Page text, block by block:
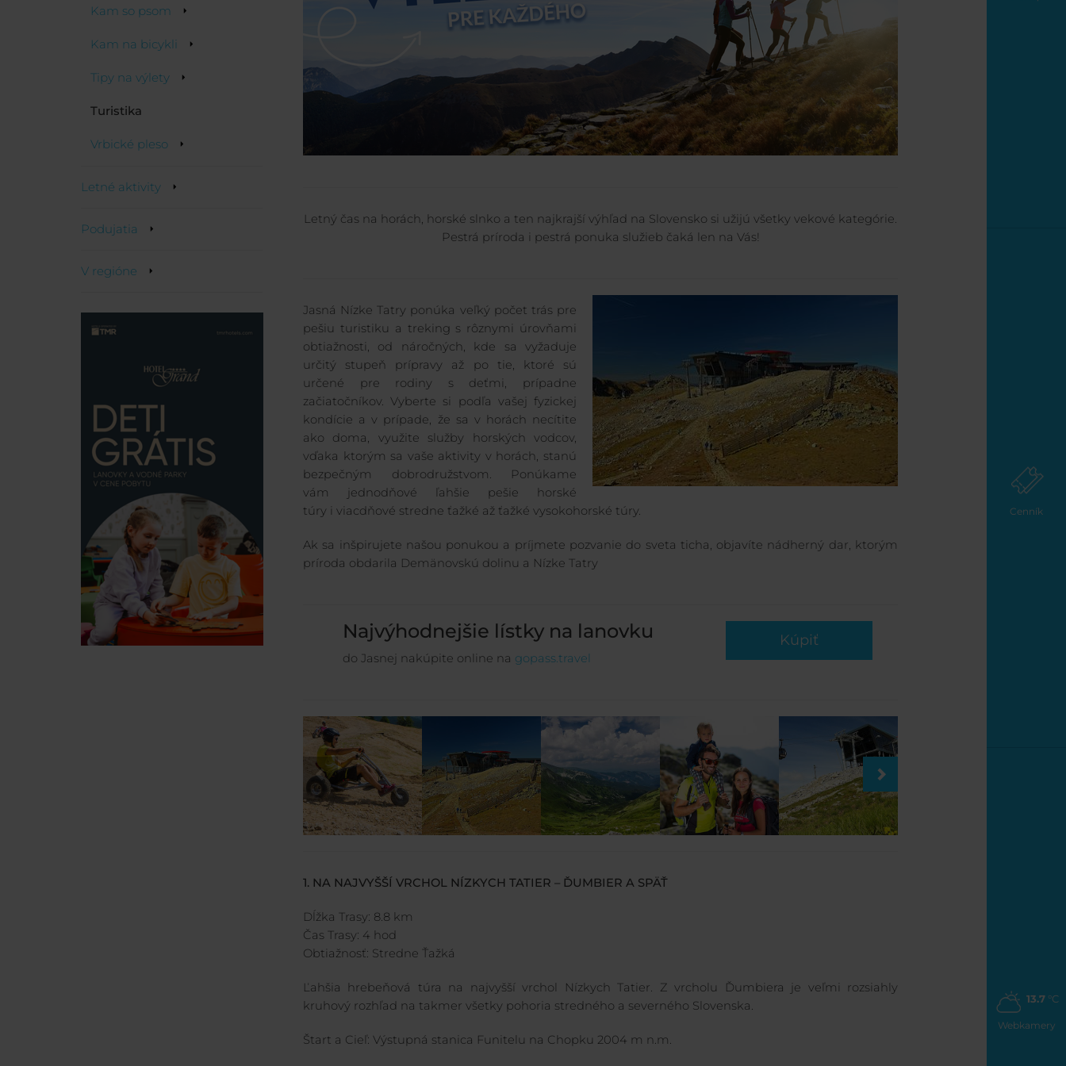
Cenník
13.7 °C
Webkamery
Kam so psom
Kam na bicykli
Tipy na výlety
Turistika
Vrbické pleso
Letné aktivity
Podujatia
V regióne
Letný čas na horách, horské slnko a ten najkrajší výhľad na Slovensko si užijú všetky vekové kategórie.
Pestrá príroda i pestrá ponuka služieb čaká len na Vás!
Jasná Nízke Tatry ponúka veľký počet trás pre
pešiu turistiku a treking s rôznymi úrovňami
obtiažnosti, od náročných, kde sa vyžaduje
určitý stupeň prípravy až po tie, ktoré sú
určené pre rodiny s deťmi, prípadne
začiatočníkov. Vyberte si podľa vašej fyzickej
kondície a v prípade, že sa v horách necítite
ako doma, využite služby horských vodcov,
vďaka ktorým sa vaše aktivity v horách, stanú
bezpečným dobrodružstvom. Ponúkame
vám jednodňové ľahšie pešie horské
túry i viacdňové stredne ťažké až ťažké vysokohorské túry.
Ak sa inšpirujete našou ponukou a príjmete pozvanie do sveta ticha, objavíte nádherný dar, ktorým
príroda obdarila Demänovskú dolinu a Nízke Tatry
Najvýhodnejšie lístky na lanovku
do Jasnej nakúpite online na gopass.travel
Kúpiť
1. NA NAJVYŠŠÍ VRCHOL NÍZKYCH TATIER – ĎUMBIER A SPÄŤ
Dĺžka Trasy: 8.8 km
Čas Trasy: 4 hod
Obtiažnosť: Stredne Ťažká
Ľahšia hrebeňová túra na najvyšší vrchol Nízkych Tatier. Z vrcholu Ďumbiera je veľmi rozsiahly
kruhový rozhľad na takmer všetky pohoria stredného a severného Slovenska.
Štart a Cieľ: Výstupná stanica Funitelu na Chopku 2004 m n.m.